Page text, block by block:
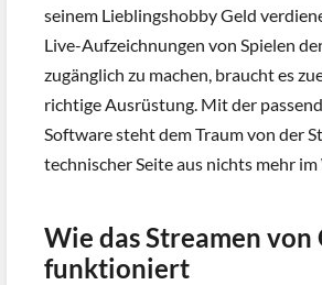
seinem Lieblingshobby Geld
Live-Aufzeichnungen von Spielen
zugänglich zu machen, braucht es
richtige Ausrüstung. Mit der
Software steht dem Traum von der
technischer Seite aus nichts mehr im
Wie das Streamen von
funktioniert